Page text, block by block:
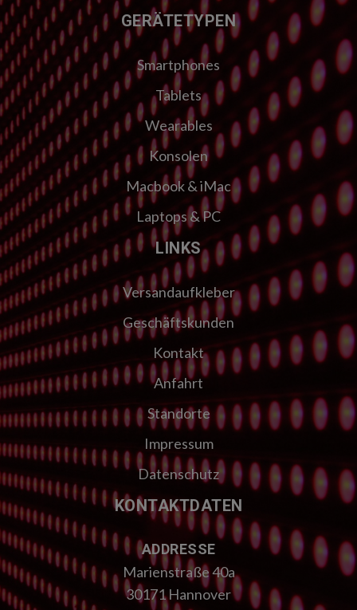
FUSSZEILE GERÄTETYPEN
Smartphones
Tablets
Wearables
Konsolen
Macbook & iMac
Laptops & PC
LINKS
Versandaufkleber
Geschäftskunden
Kontakt
Anfahrt
Standorte
Impressum
Datenschutz
KONTAKTDATEN
ADDRESSE
Marienstraße 40a
30171 Hannover